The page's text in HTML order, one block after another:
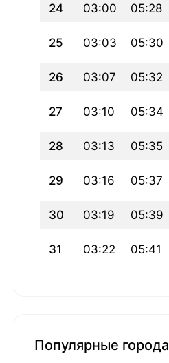
24 03:00 05:28
25 03:03 05:30
26 03:07 05:32
27 03:10 05:34
28 03:13 05:35
29 03:16 05:37
30 03:19 05:39
31 03:22 05:41
Популярные города